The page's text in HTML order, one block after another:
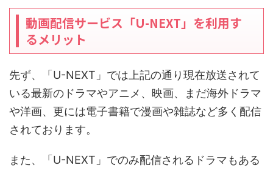
動画配信サービス「U-NEXT」を利用す
るメリット
先ず、「U-NEXT」では上記の通り現在放送されて
いる最新のドラマやアニメ、映画、まだ海外ドラマ
や洋画、更には電子書籍で漫画や雑誌など多く配信
されております。
また、「U-NEXT」でのみ配信されるドラマもある